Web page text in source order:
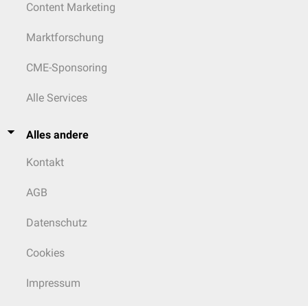
Content Marketing
Marktforschung
CME-Sponsoring
Alle Services
Alles andere
Kontakt
AGB
Datenschutz
Cookies
Impressum